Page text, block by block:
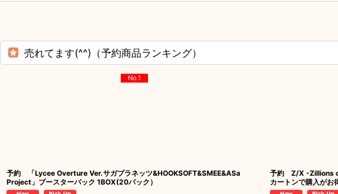
売れてます(^^)（予約商品ランキング）
No.1
予約 「Lycee Overture Ver.サガプラネッツ&HOOKSOFT&SMEE&ASa
Project」ブースターパック 1BOX(20パック）
予約 Z/X -Zillions
カートンで購入がお